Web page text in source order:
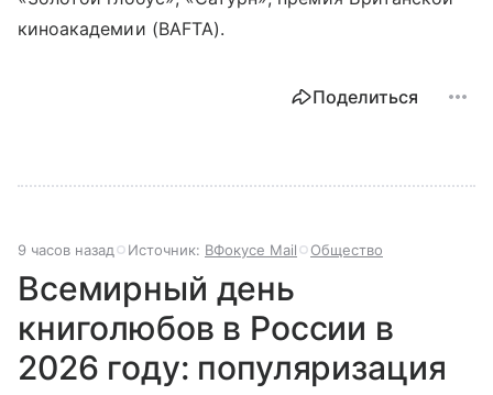
киноакадемии (BAFTA).
Поделиться
9 часов назад Источник: ВФокусе Mail Общество
Всемирный день
книголюбов в России в
2026 году: популяризация